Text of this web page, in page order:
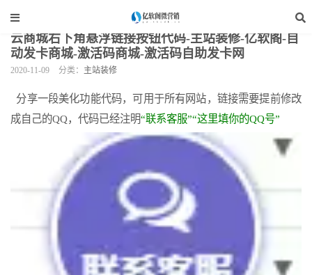
当前位置： 网站装修 > 主站装修
云商城右下角悬浮链接按钮代码-主站装修-亿软阁-自
动发卡商城-激活码商城-激活码自助发卡网
2020-11-09 分类： 主站装修
分享一段美化功能代码，可用于所有网站，链接需要提前修改
成自己的QQ，代码已经注明“联系客服”“这里填你的QQ号”